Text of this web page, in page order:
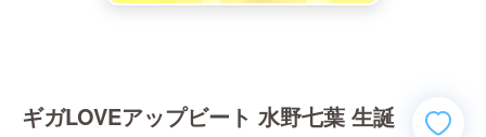
ギガLOVEアップビート 水野七葉 生誕